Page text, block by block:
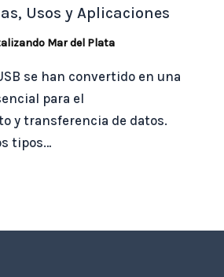
Usos y Aplicaciones
Mar del Plata
se han convertido en una
para el
y transferencia de datos.
tipos…